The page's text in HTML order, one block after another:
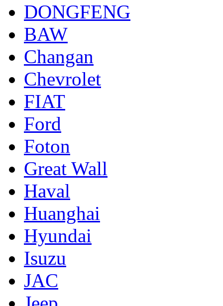
DONGFENG
BAW
Changan
Chevrolet
FIAT
Ford
Foton
Great Wall
Haval
Huanghai
Hyundai
Isuzu
JAC